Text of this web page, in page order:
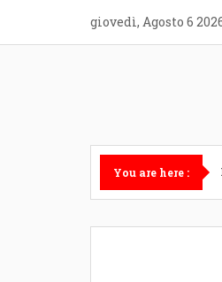
content
giovedì, Agosto 6
You are here :